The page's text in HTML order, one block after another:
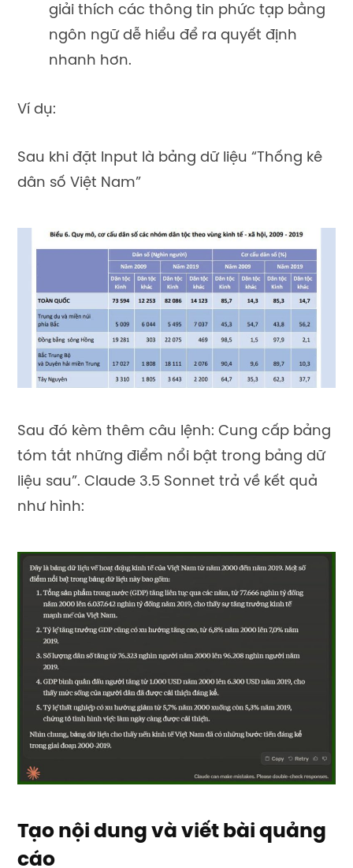
giải thích các thông tin phức tạp bằng
ngôn ngữ dễ hiểu để ra quyết định
nhanh hơn.
Ví dụ:
Sau khi đặt Input là bảng dữ liệu “Thống kê
dân số Việt Nam”
Sau đó kèm thêm câu lệnh: Cung cấp bảng
tóm tắt những điểm nổi bật trong bảng dữ
liệu sau”. Claude 3.5 Sonnet trả về kết quả
như hình:
Tạo nội dung và viết bài quảng
cáo